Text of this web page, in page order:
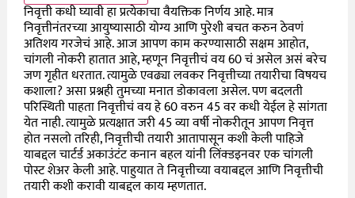
निवृत्ती कधी घ्यावी हा प्रत्येकाचा वैयक्तिक निर्णय आहे. मात्र
निवृत्तीनंतरच्या आयुष्यासाठी योग्य आणि पुरेशी बचत करुन ठेवणं
अतिशय गरजेचं आहे. आज आपण काम करण्यासाठी सक्षम आहोत,
चांगली नोकरी हातात आहे, म्हणून निवृत्तीचं वय 60 चं असेल असं बरेच
जण गृहीत धरतात. त्यामुळे एवढ्या लवकर निवृत्तीच्या तयारीचा विषयच
कशाला? असा प्रश्नही तुमच्या मनात डोकावला असेल. पण बदलती
परिस्थिती पाहता निवृत्तीचं वय हे 60 वरुन 45 वर कधी येईल हे सांगता
येत नाही. त्यामुळे प्रत्यक्षात जरी 45 व्या वर्षी नोकरीतून आपण निवृत्त
होत नसलो तरिही, निवृत्तीची तयारी आतापासून कशी केली पाहिजे
याबद्दल चार्टर्ड अकाउंटंट कनान बहल यांनी लिंक्डइनवर एक चांगली
पोस्ट शेअर केली आहे. पाहुयात ते निवृत्तीच्या वयाबद्दल आणि निवृत्तीची
तयारी कशी करावी याबद्दल काय म्हणतात.